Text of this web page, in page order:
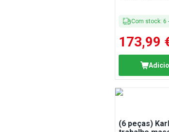
Com stock: 6 -
173,99
(6 peças)